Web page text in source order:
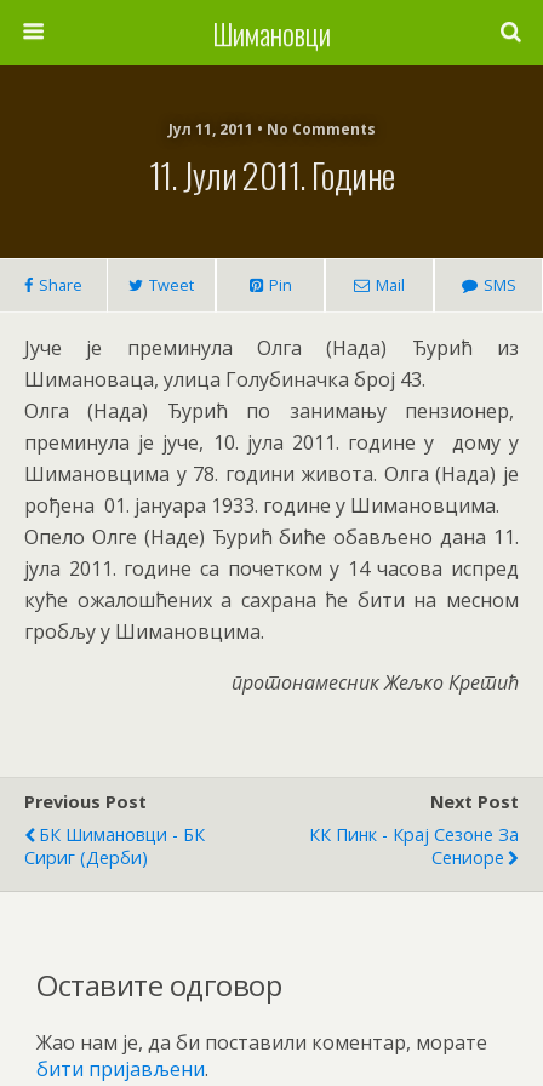
Шимановци
Јул 11, 2011 • No Comments
11. Јули 2011. Године
Share Tweet Pin Mail SMS
Јуче је преминула Олга (Нада) Ђурић из
Шимановаца, улица Голубиначка број 43.
Олга (Нада) Ђурић по занимању пензионер,
преминула је јуче, 10. јула 2011. године у дому у
Шимановцима у 78. години живота. Олга (Нада) је
рођена 01. јануара 1933. године у Шимановцима.
Опело Олге (Наде) Ђурић биће обављено дана 11.
јула 2011. године са почетком у 14 часова испред
куће ожалошћених а сахрана ће бити на месном
гробљу у Шимановцима.
протонамесник Жељко Кретић
Previous Post
БК Шимановци - БК
Сириг (дерби)
Next Post
КК Пинк - Крај Сезоне За
Сениоре
Оставите одговор
Жао нам је, да би поставили коментар, морате
бити пријављени.